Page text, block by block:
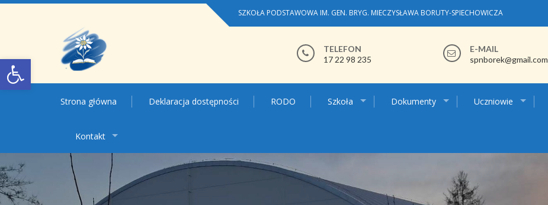
Open toolbar
Skip
SZKOŁA PODSTAWOWA IM. GEN. BRYG. MIECZYSŁAWA BORUTY-SPIECHOWICZA
TELEFON
17 22 98 235
E-MAIL
spnborek@gmail.com
Strona główna Deklaracja dostępności RODO Szkoła Dokumenty Uczniowie
Kontakt